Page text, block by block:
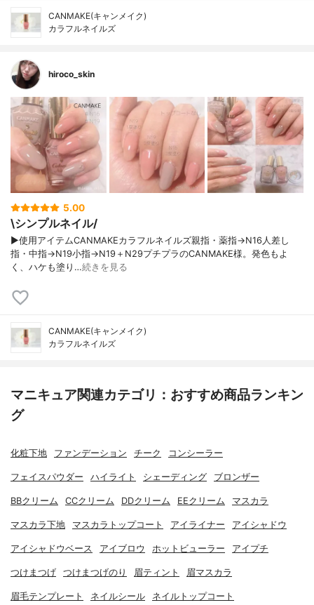
CANMAKE(キャンメイク)
カラフルネイルズ
hiroco_skin
5.00
\シンプルネイル/
▶使用アイテムCANMAKEカラフルネイルズ親指・薬指→N16人差し
指・中指→N19小指→N19＋N29プチプラのCANMAKE様。発色もよ
く、ハケも塗り…続きを見る
CANMAKE(キャンメイク)
カラフルネイルズ
マニキュア関連カテゴリ：おすすめ商品ランキン
グ
化粧下地 ファンデーション チーク コンシーラー
フェイスパウダー ハイライト シェーディング ブロンザー
BBクリーム CCクリーム DDクリーム EEクリーム マスカラ
マスカラ下地 マスカラトップコート アイライナー アイシャドウ
アイシャドウベース アイブロウ ホットビューラー アイプチ
つけまつげ つけまつげのり 眉ティント 眉マスカラ
眉毛テンプレート ネイルシール ネイルトップコート